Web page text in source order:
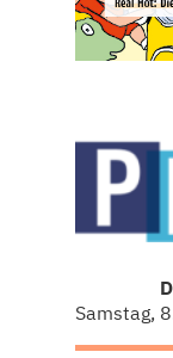
Samstag,